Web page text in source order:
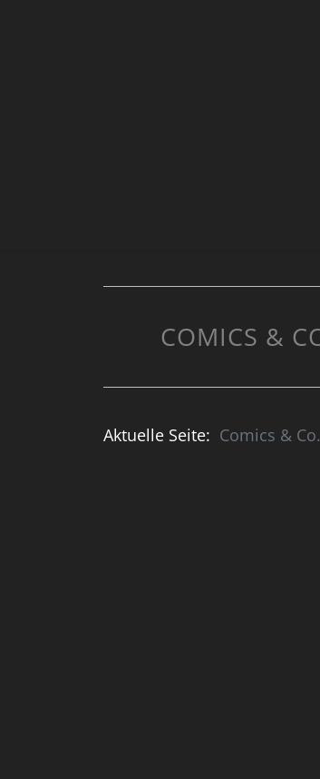
COMICS &
Aktuelle Seite: Comics & Co.